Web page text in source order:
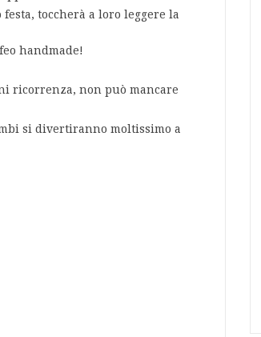
toccherà a loro leggere la
handmade!
ricorrenza, non può mancare
si divertiranno moltissimo a